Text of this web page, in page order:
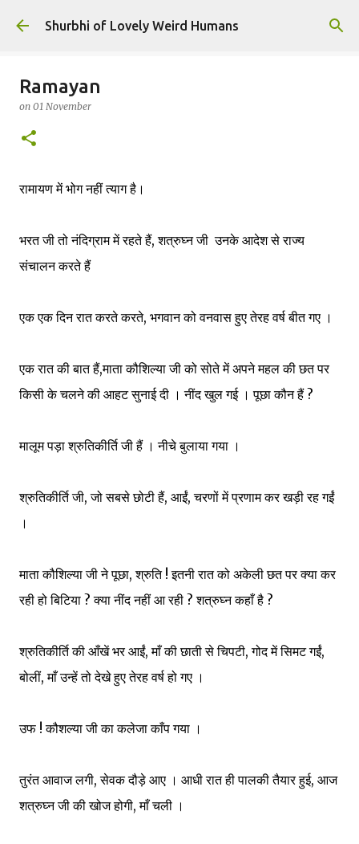
Skip to main content
Shurbhi of Lovely Weird Humans
Ramayan
on 01 November
रामायण में भोग नहीं त्याग है।
भरत जी तो नंदिग्राम में रहते हैं, शत्रुघ्न जी उनके आदेश से राज्य
संचालन करते हैं
एक एक दिन रात करते करते, भगवान को वनवास हुए तेरह वर्ष बीत गए ।
एक रात की बात हैं,माता कौशिल्या जी को सोते में अपने महल की छत पर
किसी के चलने की आहट सुनाई दी । नींद खुल गई । पूछा कौन हैं ?
मालूम पड़ा श्रुतिकीर्ति जी हैं । नीचे बुलाया गया ।
श्रुतिकीर्ति जी, जो सबसे छोटी हैं, आईं, चरणों में प्रणाम कर खड़ी रह गईं
।
माता कौशिल्या जी ने पूछा, श्रुति ! इतनी रात को अकेली छत पर क्या कर
रही हो बिटिया ? क्या नींद नहीं आ रही ? शत्रुघ्न कहाँ है ?
श्रुतिकीर्ति की आँखें भर आईं, माँ की छाती से चिपटी, गोद में सिमट गईं,
बोलीं, माँ उन्हें तो देखे हुए तेरह वर्ष हो गए ।
उफ ! कौशल्या जी का कलेजा काँप गया ।
तुरंत आवाज लगी, सेवक दौड़े आए । आधी रात ही पालकी तैयार हुई, आज
शत्रुघ्न जी की खोज होगी, माँ चली ।